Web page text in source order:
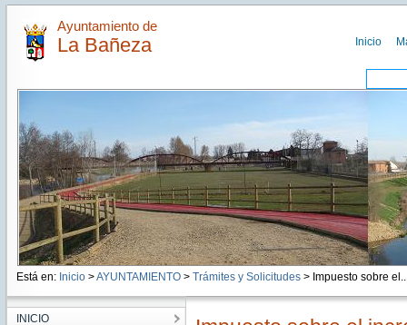
Ayuntamiento de
La Bañeza Inicio
Está en: Inicio >AYUNTAMIENTO> Trámites y Solicitudes> Impuesto sobre
INICIO